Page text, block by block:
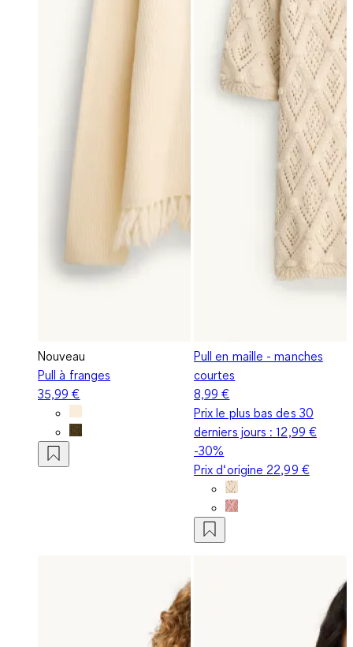
Nouveau
Pull à franges
35,99 €
Pull en maille - manches
courtes
8,99 €
Prix le plus bas des 30
derniers jours :12,99 €
-30%
Prix d‘origine 22,99 €